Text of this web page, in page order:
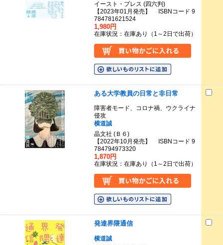
イースト・プレス (四六判)
【2023年01月発売】 ISBNコード 9
784781621524
1,980円
在庫状況：在庫あり（1～2日で出荷）
ある大学教員の日常と非日常
障害者モード、コロナ禍、ウクライナ
侵攻
横道誠
晶文社 (Ｂ６)
【2022年10月発売】 ISBNコード 9
784794973320
1,870円
在庫状況：在庫あり（1～2日で出荷）
発達界隈通信
横道誠